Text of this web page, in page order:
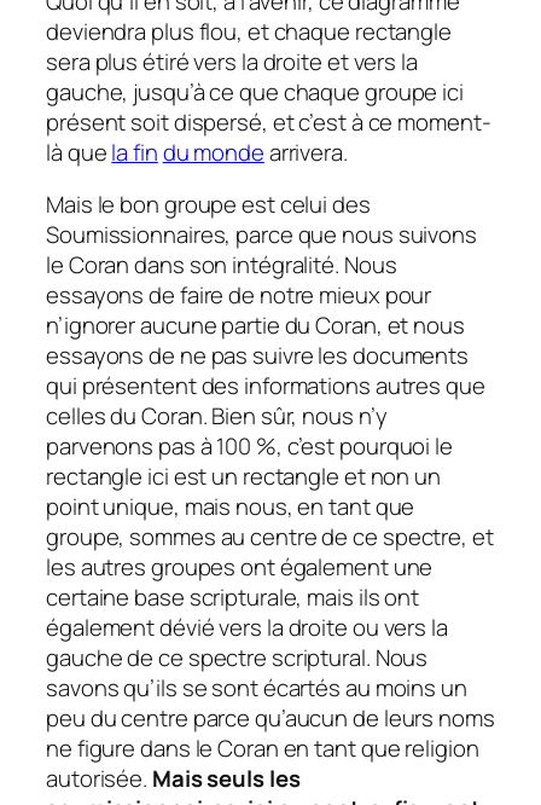
deviendra plus flou, et chaque rectangle
sera plus étiré vers la droite et vers la
gauche, jusqu’à ce que chaque groupe ici
présent soit dispersé, et c’est à ce moment-
là quela findu mondearrivera.
Mais le bon groupe est celui des
Soumissionnaires, parce que nous suivons
le Coran dans son intégralité. Nous
essayons de faire de notre mieux pour
n’ignorer aucune partie du Coran, et nous
essayons de ne pas suivre les documents
qui présentent des informations autres que
celles du Coran. Bien sûr, nous n’y
parvenons pas à 100 %, c’est pourquoi le
rectangle ici est un rectangle et non un
point unique, mais nous, en tant que
groupe, sommes au centre de ce spectre, et
les autres groupes ont également une
certaine base scripturale, mais ils ont
également dévié vers la droite ou vers la
gauche de ce spectre scriptural. Nous
savons qu’ils se sont écartés au moins un
peu du centre parce qu’aucun de leurs noms
ne figure dans le Coran en tant que religion
autorisée. Mais seuls les